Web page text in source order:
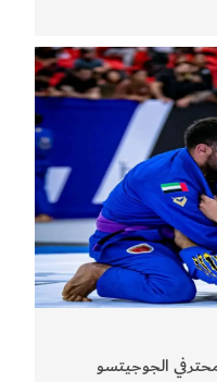
الجوجيتسو